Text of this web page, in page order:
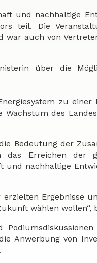
und nachhaltige
teil. Die
war auch von
über die
zu
des
Bedeutung der
Erreichen der
nachhaltige
Ergebnisse
wählen wollen“,
Anwerbung von